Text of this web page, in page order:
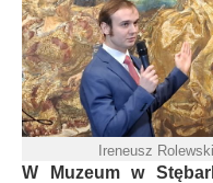
Ireneusz
W Muzeum w